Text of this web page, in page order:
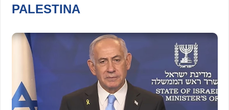
PALESTINA